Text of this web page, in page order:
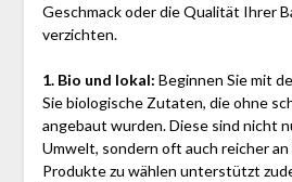
Geschmack oder die Qualität Ihrer
verzichten.
1. Bio und lokal: Beginnen Sie mit
Sie biologische Zutaten, die ohne
angebaut wurden. Diese sind nicht
Umwelt, sondern oft auch reicher
Produkte zu wählen unterstützt